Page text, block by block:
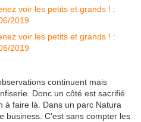
continuent mais
Donc un côté est sacrifié
à faire là. Dans un parc Natura
business. C'est sans compter les